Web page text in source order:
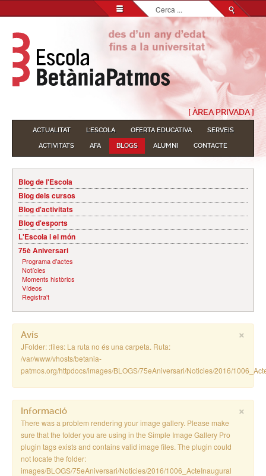
Cerca
...
[ ÀREA PRIVADA ]
ACTUALITAT L'ESCOLA OFERTA EDUCATIVA
SERVEIS
ACTIVITATS
AFA BLOGS ALUMNI CONTACTE
Blog de l'Escola
Blog dels cursos
Blog d'activitats
Blog d'esports
L'Escola i el món
75è Aniversari
Programa d'actes
Notícies
Moments històrics
Vídeos
Registra't
×
Avís
JFolder: :files: La ruta no és una carpeta. Ruta:
/var/www/vhosts/betania-
patmos.org/httpdocs/images/BLOGS/75eAniversari/Noticies/2016/
×
Informació
There was a problem rendering your image gallery. Please make
sure that the folder you are using in the Simple Image Gallery Pro
plugin tags exists and contains valid image files. The plugin could
not locate the folder:
images/BLOGS/75eAniversari/Noticies/2016/1006_ActeInaugural